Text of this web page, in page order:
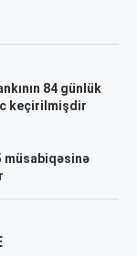
84 günlük
keçirilmişdir
müsabiqəsinə